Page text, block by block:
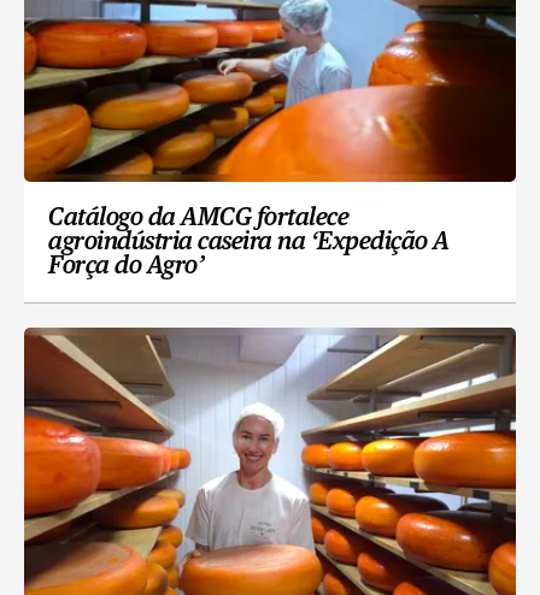
Catálogo da AMCG fortalece
agroindústria caseira na ‘Expedição A
Força do Agro’